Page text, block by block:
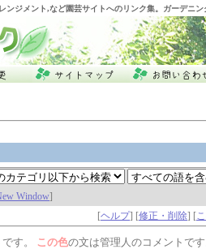
ジメント,など園芸サイトへのリンク集。ガーデニン
Window]
[ヘルプ] [修正・削除] [
す。 この色の文は管理人のコメントです